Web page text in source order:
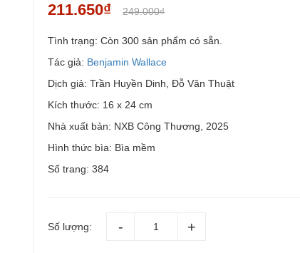
211.650₫ 249.000₫
Tình trạng: Còn 300 sản phẩm có sẵn.
Tác giả: Benjamin Wallace
Dịch giả: Trần Huyền Dinh, Đỗ Văn Thuật
Kích thước: 16 x 24 cm
Nhà xuất bản: NXB Công Thương, 2025
Hình thức bìa: Bìa mềm
Số trang: 384
Số lượng: